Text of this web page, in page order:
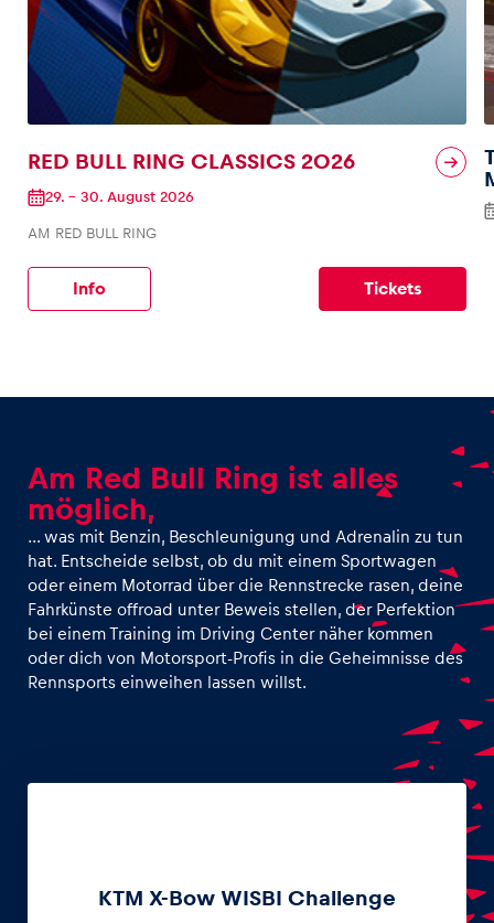
RED BULL RING CLASSICS 2026
29. – 30. August 2026
AM RED BULL RING
Info Tickets
Am Red Bull Ring ist alles
möglich,
… was mit Benzin, Beschleunigung und Adrenalin zu tun
hat. Entscheide selbst, ob du mit einem Sportwagen
oder einem Motorrad über die Rennstrecke rasen, deine
Fahrkünste offroad unter Beweis stellen, der Perfektion
bei einem Training im Driving Center näher kommen
oder dich von Motorsport-Profis in die Geheimnisse des
Rennsports einweihen lassen willst.
KTM X-Bow WISBI Challenge